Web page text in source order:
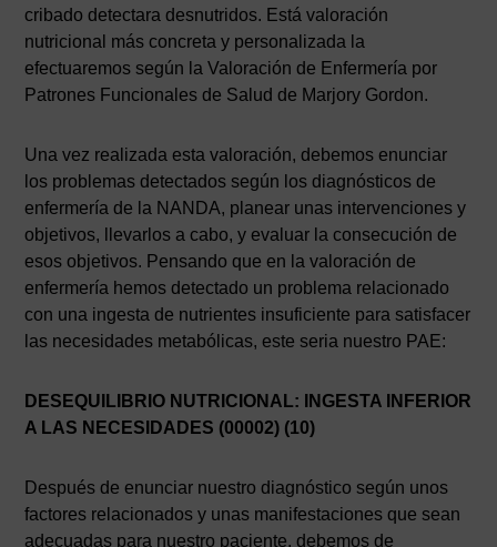
cribado detectara desnutridos. Está valoración
nutricional más concreta y personalizada la
efectuaremos según la Valoración de Enfermería por
Patrones Funcionales de Salud de Marjory Gordon.
Una vez realizada esta valoración, debemos enunciar
los problemas detectados según los diagnósticos de
enfermería de la NANDA, planear unas intervenciones y
objetivos, llevarlos a cabo, y evaluar la consecución de
esos objetivos. Pensando que en la valoración de
enfermería hemos detectado un problema relacionado
con una ingesta de nutrientes insuficiente para satisfacer
las necesidades metabólicas, este seria nuestro PAE:
DESEQUILIBRIO NUTRICIONAL: INGESTA INFERIOR
A LAS NECESIDADES (00002) (10)
Después de enunciar nuestro diagnóstico según unos
factores relacionados y unas manifestaciones que sean
adecuadas para nuestro paciente, debemos de